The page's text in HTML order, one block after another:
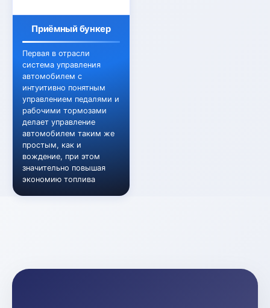
Приёмный бункер
Первая в отрасли
система управления
автомобилем с
интуитивно понятным
управлением педалями и
рабочими тормозами
делает управление
автомобилем таким же
простым, как и
вождение, при этом
значительно повышая
экономию топлива